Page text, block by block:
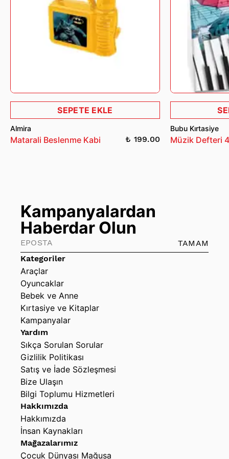
SEPETE EKLE
Almira
Matarali Beslenme Kabi ₺ 199.00
Bubu Kırtasiye
Müzik Defteri
Kategoriler
Araçlar
Oyuncaklar
Bebek ve Anne
Kırtasiye ve Kitaplar
Kampanyalar
Yardım
Sıkça Sorulan Sorular
Gizlilik Politikası
Satış ve İade Sözleşmesi
Bize Ulaşın
Bilgi Toplumu Hizmetleri
Hakkımızda
Hakkımızda
İnsan Kaynakları
Mağazalarımız
Çocuk Dünyası Mağusa
Kampanyalardan
Haberdar Olun
TAMAM